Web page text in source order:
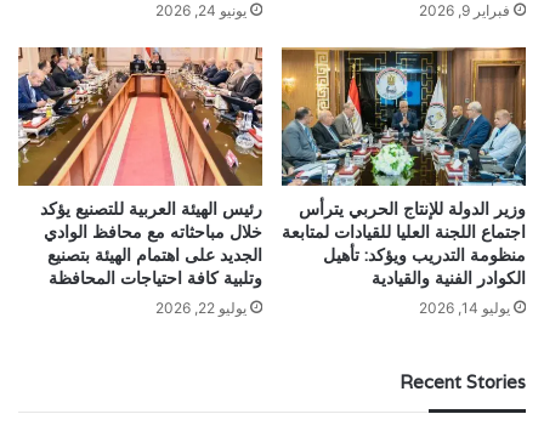
فبراير 9, 2026 يونيو 24, 2026
وزير الدولة للإنتاج الحربي يترأس
اجتماع اللجنة العليا للقيادات لمتابعة
منظومة التدريب ويؤكد: تأهيل
الكوادر الفنية والقيادية
يوليو 14, 2026
رئيس الهيئة العربية للتصنيع يؤكد
خلال مباحثاته مع محافظ الوادي
الجديد على اهتمام الهيئة بتصنيع
وتلبية كافة احتياجات المحافظة
يوليو 22, 2026
Recent Stories